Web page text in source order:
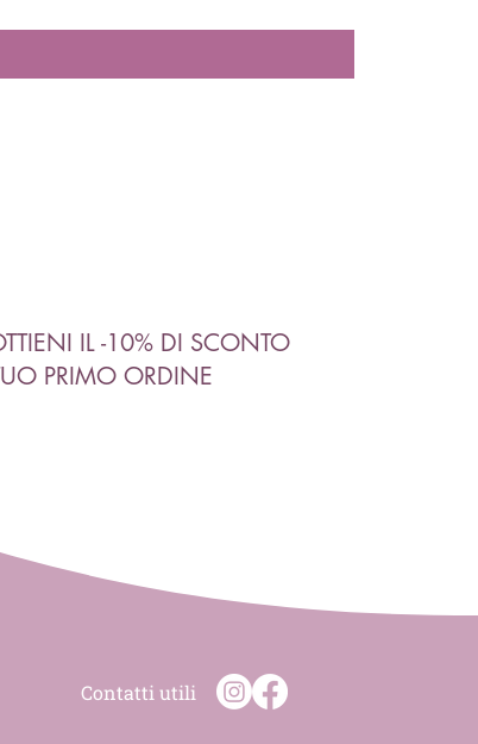
Contatti utili
IL -10% DI SCONTO
PRIMO ORDINE